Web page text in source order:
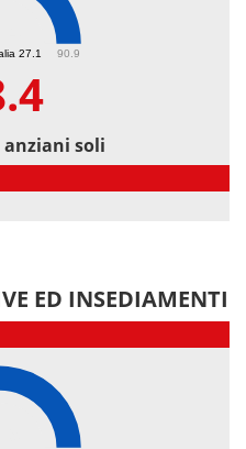
27.1 90.9
anziani soli
ED INSEDIAMENTI